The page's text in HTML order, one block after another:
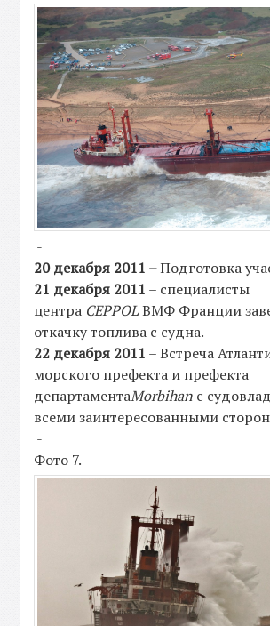
-
20 декабря 2011 –Подготовка
21 декабря 2011 – специалисты
центра CEPPOLВМФ Франции
откачку топлива с судна.
22 декабря 2011 – Встреча
морского префекта и префекта
департаментаMorbihan с
всеми заинтересованными
-
Фото 7.